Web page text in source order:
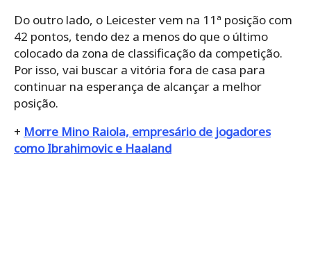
Do outro lado, o Leicester vem na 11ª posição com
42 pontos, tendo dez a menos do que o último
colocado da zona de classificação da competição.
Por isso, vai buscar a vitória fora de casa para
continuar na esperança de alcançar a melhor
posição.
+ Morre Mino Raiola, empresário de jogadores
como Ibrahimovic e Haaland